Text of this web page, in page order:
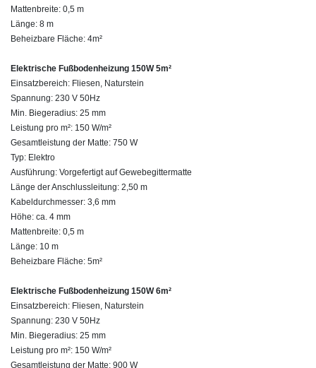
Mattenbreite: 0,5 m
Länge: 8 m
Beheizbare Fläche: 4m²
Elektrische Fußbodenheizung 150W 5m²
Einsatzbereich: Fliesen, Naturstein
Spannung: 230 V 50Hz
Min. Biegeradius: 25 mm
Leistung pro m²: 150 W/m²
Gesamtleistung der Matte: 750 W
Typ: Elektro
Ausführung: Vorgefertigt auf Gewebegittermatte
Länge der Anschlussleitung: 2,50 m
Kabeldurchmesser: 3,6 mm
Höhe: ca. 4 mm
Mattenbreite: 0,5 m
Länge: 10 m
Beheizbare Fläche: 5m²
Elektrische Fußbodenheizung 150W 6m²
Einsatzbereich: Fliesen, Naturstein
Spannung: 230 V 50Hz
Min. Biegeradius: 25 mm
Leistung pro m²: 150 W/m²
Gesamtleistung der Matte: 900 W